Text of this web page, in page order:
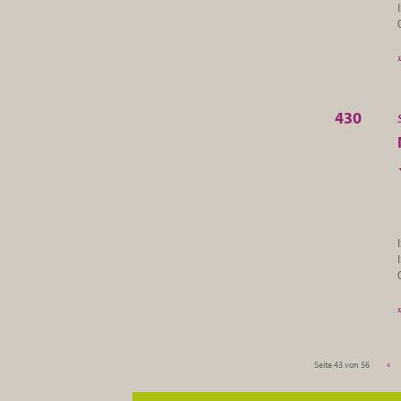
430
Seite 43 von 56
«